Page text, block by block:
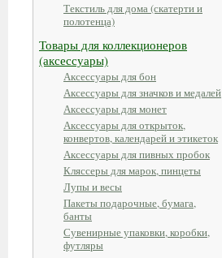
Текстиль для дома (скатерти и
полотенца)
Товары для коллекционеров
(аксессуары)
Аксессуары для бон
Аксессуары для значков и медалей
Аксессуары для монет
Аксессуары для открыток,
конвертов, календарей и этикеток
Аксессуары для пивных пробок
Кляссеры для марок, пинцеты
Лупы и весы
Пакеты подарочные, бумага,
банты
Сувенирные упаковки, коробки,
футляры